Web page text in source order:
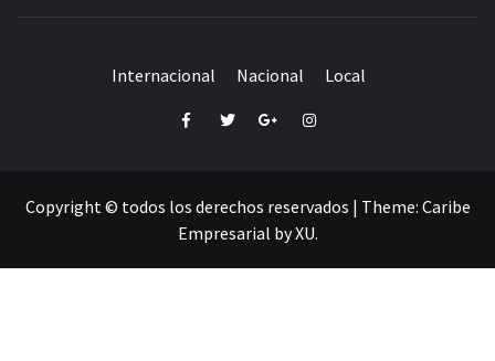
Internacional Nacional Local
FacebookTwitterGoogle+Instagram
Copyright © todos los derechos reservados | Theme: Caribe
Empresarial byXU.